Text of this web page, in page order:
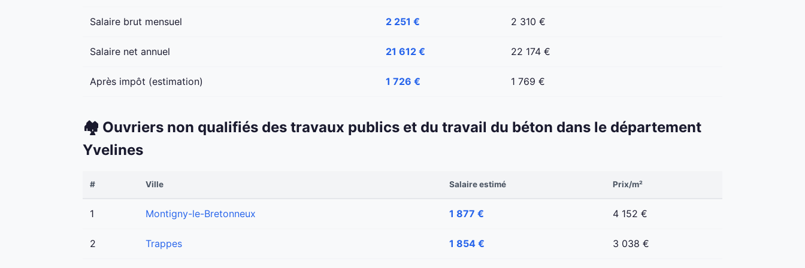
Salaire brut mensuel 2 251 € 2 310 €
Salaire net annuel 21 612 € 22 174 €
Après impôt (estimation) 1 726 € 1 769 €
🏘️ Ouvriers non qualifiés des travaux publics et du travail du béton dans le département
Yvelines
# Ville Salaire estimé Prix/m²
1 Montigny-le-Bretonneux 1 877 € 4 152 €
2 Trappes 1 854 € 3 038 €